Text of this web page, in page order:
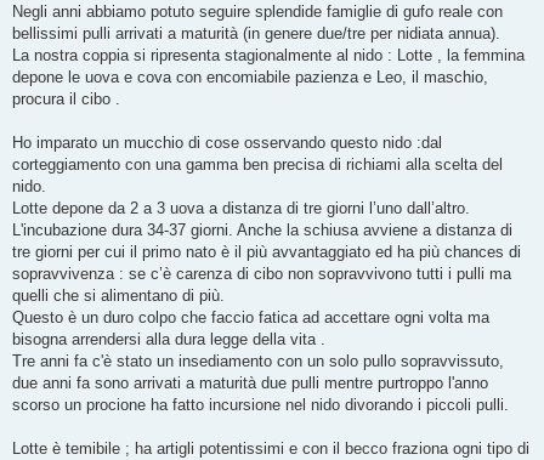
s
a
g
i
o
Negli anni abbiamo potuto seguire splendide famiglie di gufo reale con
bellissimi pulli arrivati a maturità (in genere due/tre per nidiata annua).
La nostra coppia si ripresenta stagionalmente al nido : Lotte , la femmina
depone le uova e cova con encomiabile pazienza e Leo, il maschio,
procura il cibo .
Ho imparato un mucchio di cose osservando questo nido :dal
corteggiamento con una gamma ben precisa di richiami alla scelta del
nido.
Lotte depone da 2 a 3 uova a distanza di tre giorni l’uno dall’altro.
L'incubazione dura 34-37 giorni. Anche la schiusa avviene a distanza di
tre giorni per cui il primo nato è il più avvantaggiato ed ha più chances di
sopravvivenza : se c’è carenza di cibo non sopravvivono tutti i pulli ma
quelli che si alimentano di più.
Questo è un duro colpo che faccio fatica ad accettare ogni volta ma
bisogna arrendersi alla dura legge della vita .
Tre anni fa c'è stato un insediamento con un solo pullo sopravvissuto,
due anni fa sono arrivati a maturità due pulli mentre purtroppo l'anno
scorso un procione ha fatto incursione nel nido divorando i piccoli pulli.
Lotte è temibile ; ha artigli potentissimi e con il becco fraziona ogni tipo di